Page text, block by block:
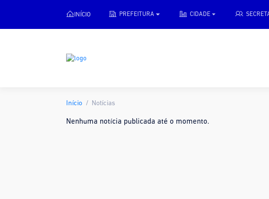
INÍCIO PREFEITURA CIDADE
Início Notícias
Nenhuma notícia publicada até o momento.